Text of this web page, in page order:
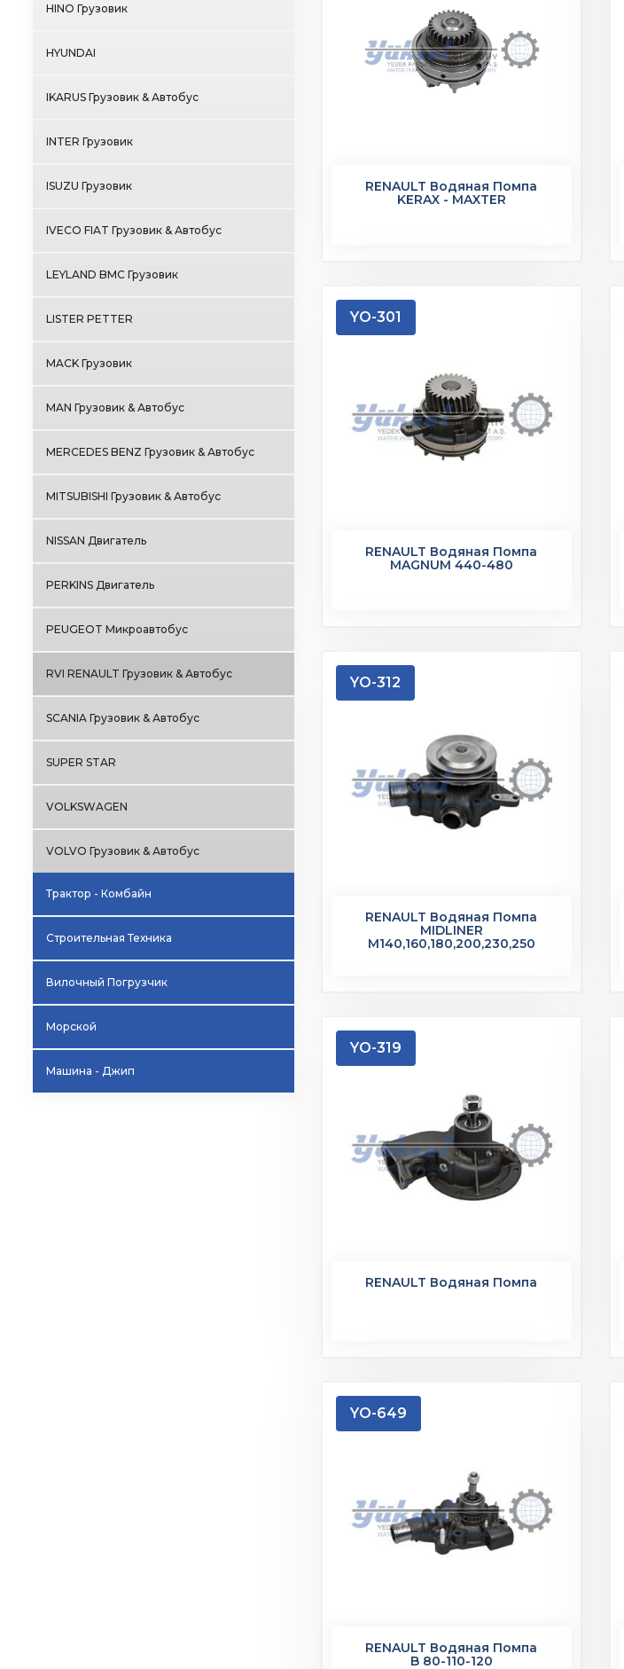
HINO Грузовик
HYUNDAI
IKARUS Грузовик & Автобус
INTER Грузовик
ISUZU Грузовик
IVECO FIAT Грузовик & Автобус
LEYLAND BMC Грузовик
LISTER PETTER
MACK Грузовик
MAN Грузовик & Автобус
MERCEDES BENZ Грузовик & Автобус
MITSUBISHI Грузовик & Автобус
NISSAN Двигатель
PERKINS Двигатель
PEUGEOT Микроавтобус
RVI RENAULT Грузовик & Автобус
SCANIA Грузовик & Автобус
SUPER STAR
VOLKSWAGEN
VOLVO Грузовик & Автобус
Трактор - Комбайн
Строительная Техника
Вилочный Погрузчик
Морской
Машина - Джип
RENAULT Водяная Помпа
KERAX - MAXTER
RENAULT Водяная Помпа
MAGNUM 440-480
YO-301
RENAULT Водяная Помпа
MIDLINER
M140,160,180,200,230,250
YO-312
RENAULT Водяная Помпа
YO-319
RENAULT Водяная Помпа
B 80-110-120
YO-649